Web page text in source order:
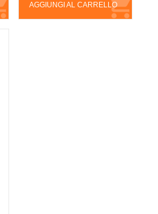
AGGIUNGI AL CARRELLO